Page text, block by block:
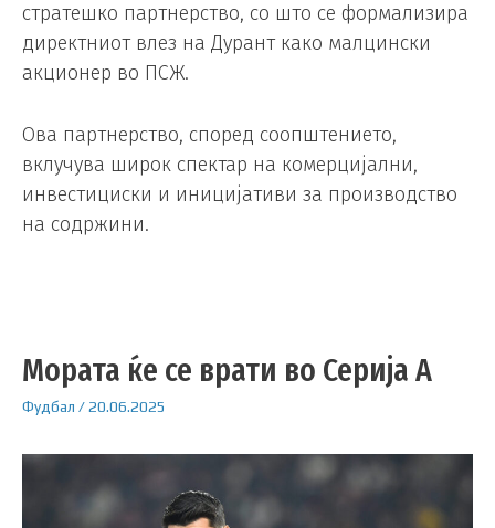
стратешко партнерство, со што се формализира
директниот влез на Дурант како малцински
акционер во ПСЖ.
Ова партнерство, според соопштението,
вклучува широк спектар на комерцијални,
инвестициски и иницијативи за производство
на содржини.
Мората ќе се врати во Серија А
Фудбал /20.06.2025